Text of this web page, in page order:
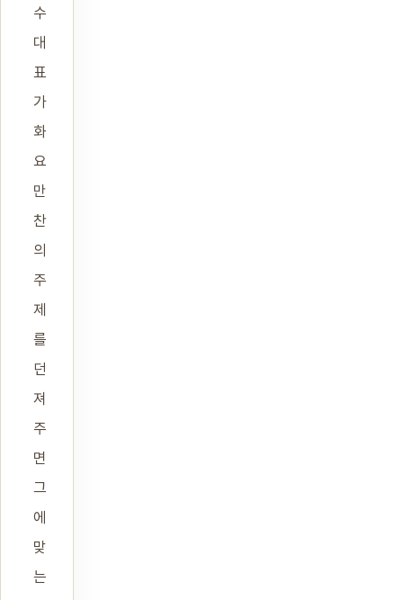
수
대
표
가
화
요
만
찬
의
주
제
를
던
져
주
면
그
에
맞
는